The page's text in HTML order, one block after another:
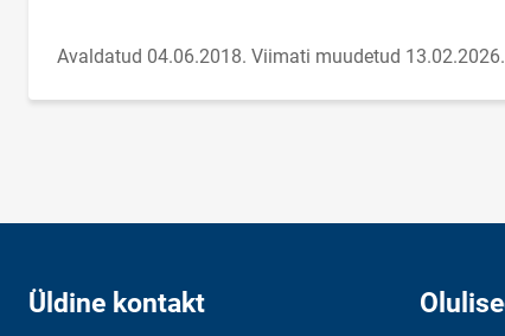
Avaldatud 04.06.2018. Viimati muudetud 13.02.2026.
Üldine kontakt